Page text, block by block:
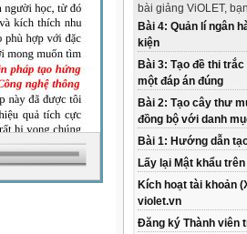
bài giảng ViOLET,
Bài 4: Quản lí ngân
kiện
Bài 3: Tạo đề thi
một đáp án đúng
Bài 2: Tạo cây thư
đồng bộ với danh
Bài 1: Hướng dẫn
Lấy lại Mật khẩu
Kích hoạt tài khoản
violet.vn
Đăng ký Thành viên